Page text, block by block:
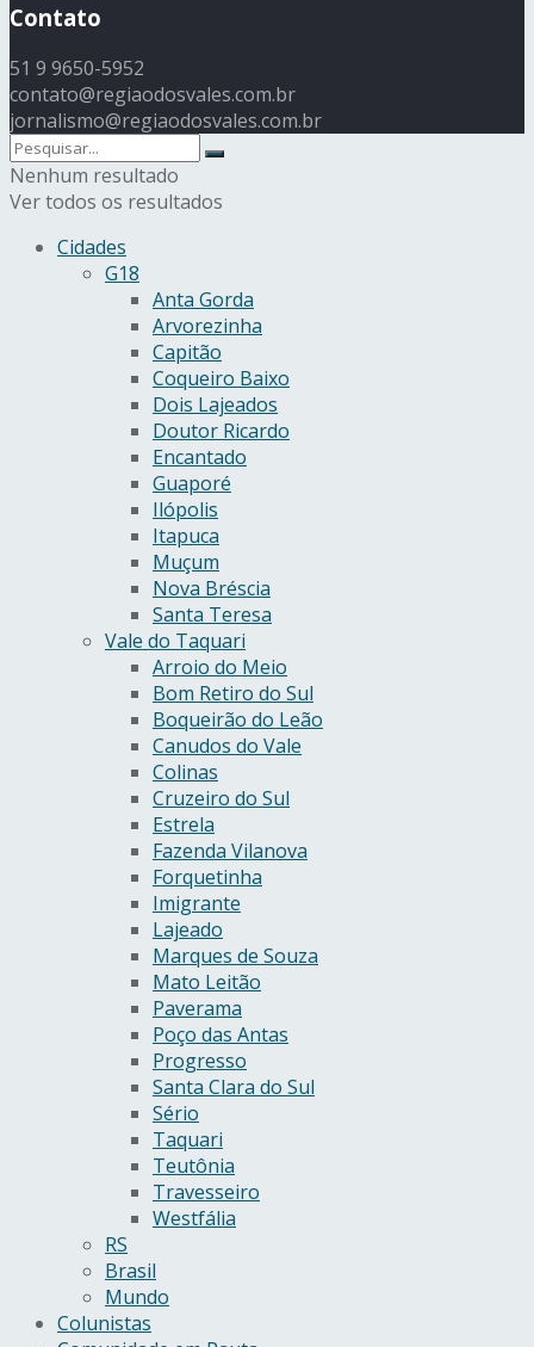
Contato
51 9 9650-5952
contato@regiaodosvales.com.br
jornalismo@regiaodosvales.com.br
Nenhum resultado
Ver todos os resultados
Cidades
G18
Anta Gorda
Arvorezinha
Capitão
Coqueiro Baixo
Dois Lajeados
Doutor Ricardo
Encantado
Guaporé
Ilópolis
Itapuca
Muçum
Nova Bréscia
Santa Teresa
Vale do Taquari
Arroio do Meio
Bom Retiro do Sul
Boqueirão do Leão
Canudos do Vale
Colinas
Cruzeiro do Sul
Estrela
Fazenda Vilanova
Forquetinha
Imigrante
Lajeado
Marques de Souza
Mato Leitão
Paverama
Poço das Antas
Progresso
Santa Clara do Sul
Sério
Taquari
Teutônia
Travesseiro
Westfália
RS
Brasil
Mundo
Colunistas